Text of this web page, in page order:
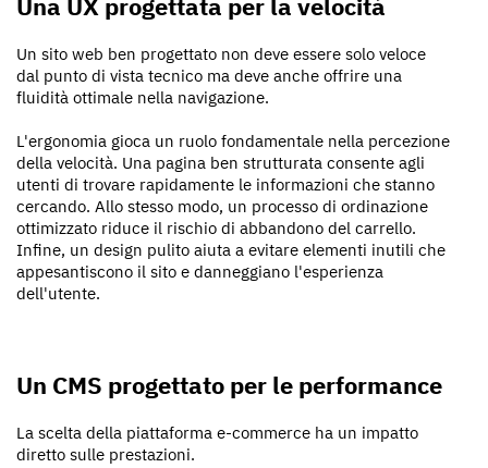
Un sito web ben progettato non deve essere solo veloce
dal punto di vista tecnico ma deve anche offrire una
fluidità ottimale nella navigazione.
L'ergonomia gioca un ruolo fondamentale nella percezione
della velocità. Una pagina ben strutturata consente agli
utenti di trovare rapidamente le informazioni che stanno
cercando. Allo stesso modo, un processo di ordinazione
ottimizzato riduce il rischio di abbandono del carrello.
Infine, un design pulito aiuta a evitare elementi inutili che
appesantiscono il sito e danneggiano l'esperienza
dell'utente.
Un CMS progettato per le performance
La scelta della piattaforma e-commerce ha un impatto
diretto sulle prestazioni.